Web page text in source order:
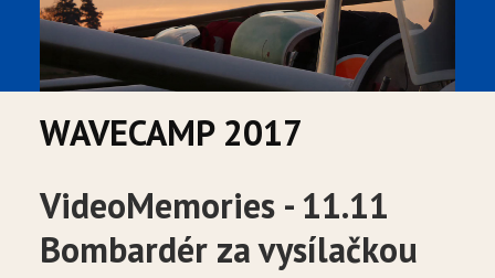
POČASÍ
POČASÍ - DATA
WEBKAMERY
SELF BRIEFING
WAVECAMP 2017
VideoMemories - 11.11
Bombardér za vysílačkou